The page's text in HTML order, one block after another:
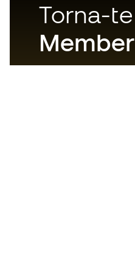
Torna-te
Member